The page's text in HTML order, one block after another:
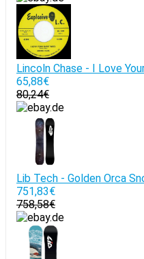
Lincoln Chase - I Love
65,88€
80,24€
Lib Tech - Golden Orca
751,83€
758,58€